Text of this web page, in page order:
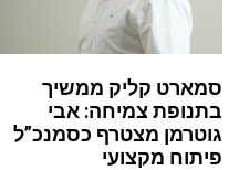
סמארט קליק ממשיך
בתנופת צמיחה: אבי
גוטרמן מצטרף כסמנכ”ל
פיתוח מקצועי